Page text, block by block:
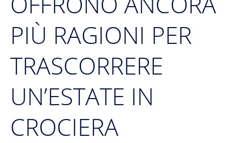
PIÙ RAGIONI PER
TRASCORRERE
UN’ESTATE IN
CROCIERA